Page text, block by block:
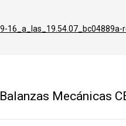
Balanzas Mecánicas